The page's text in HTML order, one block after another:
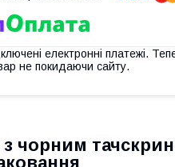
електронні платежі.
не покидаючи сайту.
чорним